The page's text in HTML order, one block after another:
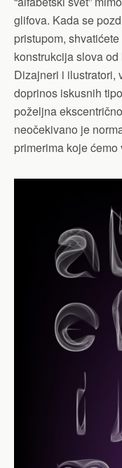
glifova. Kada se
pristupom,
konstrukcija slova
Dizajneri i ilustratori,
doprinos iskusnih
poželjna
neočekivano je
primerima koje ćemo